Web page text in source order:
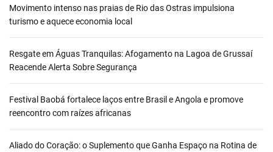
Movimento intenso nas praias de Rio das Ostras impulsiona
turismo e aquece economia local
Resgate em Águas Tranquilas: Afogamento na Lagoa de Grussaí
Reacende Alerta Sobre Segurança
Festival Baobá fortalece laços entre Brasil e Angola e promove
reencontro com raízes africanas
Aliado do Coração: o Suplemento que Ganha Espaço na Rotina de